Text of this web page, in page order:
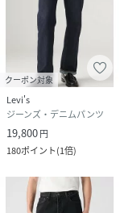
クーポン対象
Levi's
ジーンズ・デニムパンツ
19,800円
180ポイント(1倍)